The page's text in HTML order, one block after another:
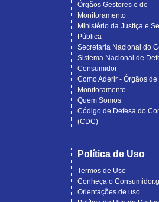
Órgãos Gestores e de
Monitoramento
Ministério da Justiça e
Pública
Secretaria Nacional do
Sistema Nacional de
Consumidor
Como Aderir - Órgãos de
Monitoramento
Quem Somos
Código de Defesa do
(CDC)
Política de Uso
Termos de Uso
Conheça o
Orientações de uso